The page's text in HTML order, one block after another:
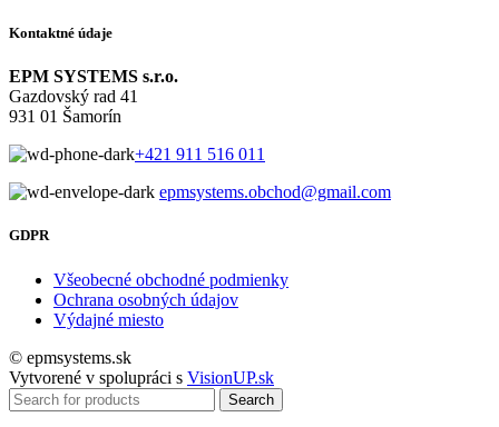
Kontaktné údaje
EPM SYSTEMS s.r.o.
Gazdovský rad 41
931 01 Šamorín
+421 911 516 011
epmsystems.obchod@gmail.com
GDPR
Všeobecné obchodné podmienky
Ochrana osobných údajov
Výdajné miesto
© epmsystems.sk
Vytvorené v spolupráci s VisionUP.sk
Search